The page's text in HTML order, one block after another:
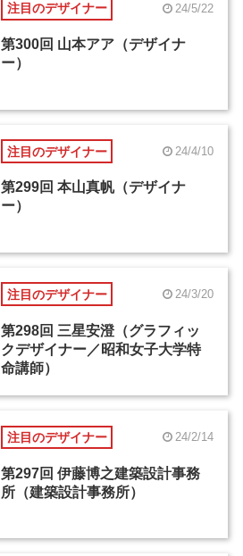
注目のデザイナー 24/5/22
第300回 山本アア（デザイナ
ー）
注目のデザイナー 24/4/10
第299回 本山真帆（デザイナ
ー）
注目のデザイナー 24/3/20
第298回 三星安澄（グラフィッ
クデザイナー／昭和女子大学特
命講師）
注目のデザイナー 24/2/14
第297回 伊藤博之建築設計事務
所（建築設計事務所）